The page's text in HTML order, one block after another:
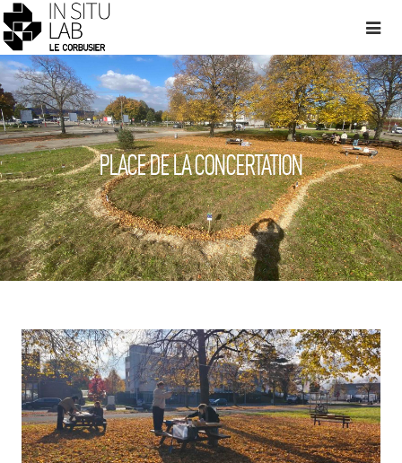
PLACE DE LA CONCERTATION